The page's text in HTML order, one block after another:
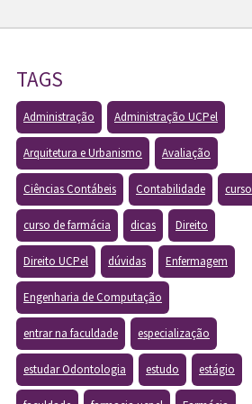
TAGS
Administração Administração UCPel
Arquitetura e Urbanismo Avaliação
Ciências Contábeis Contabilidade curso
curso de farmácia dicas Direito
Direito UCPel dúvidas Enfermagem
Engenharia de Computação
entrar na faculdade especialização
estudar Odontologia estudo estágio